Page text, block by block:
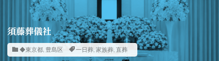
須藤葬儀社
◆東京都, 豊島区 一日葬, 家族葬, 直葬